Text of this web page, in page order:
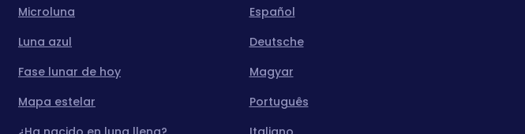
Microluna
Luna azul
Fase lunar de hoy
Mapa estelar
Español
Deutsche
Magyar
Português